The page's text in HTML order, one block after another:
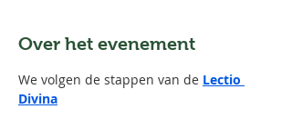
Over het evenement
We volgen de stappen van de Lectio
Divina